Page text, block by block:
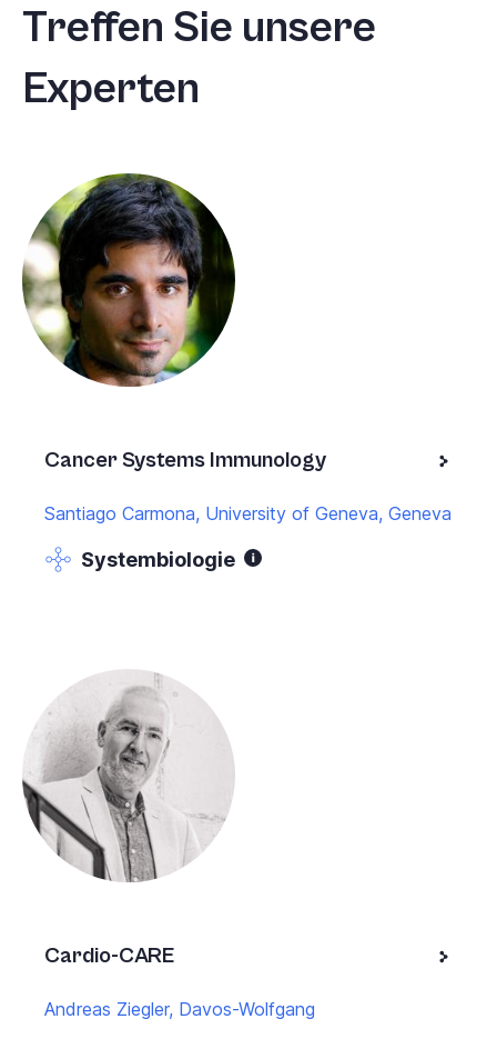
Treffen Sie unsere
Experten
Cancer Systems Immunology
Santiago Carmona, University of Geneva, Geneva
Systembiologie
Cardio-CARE
Andreas Ziegler, Davos-Wolfgang